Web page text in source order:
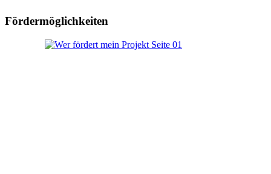
Fördermöglichkeiten